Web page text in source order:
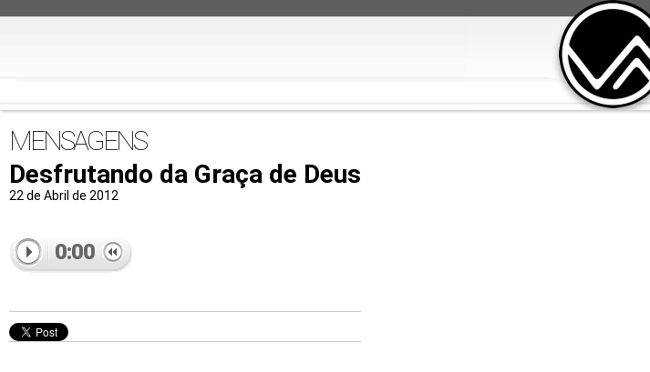
MENSAGENS
Desfrutando da Graça de Deus
22 de Abril de 2012
0:00